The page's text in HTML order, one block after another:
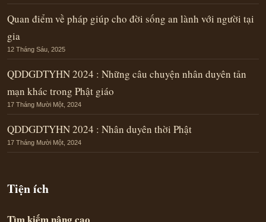
Quan điểm về pháp giúp cho đời sống an lành với người tại
gia
12 Tháng Sáu, 2025
QDDGDTYHN 2024 : Những câu chuyện nhân duyên tản
mạn khác trong Phật giáo
17 Tháng Mười Một, 2024
QDDGDTYHN 2024 : Nhân duyên thời Phật
17 Tháng Mười Một, 2024
Tiện ích